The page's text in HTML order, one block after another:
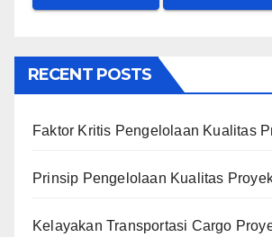
RECENT POSTS
Faktor Kritis Pengelolaan Kualitas
Prinsip Pengelolaan Kualitas
Kelayakan Transportasi Cargo